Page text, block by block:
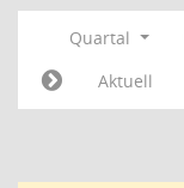
Quartal
Aktuell